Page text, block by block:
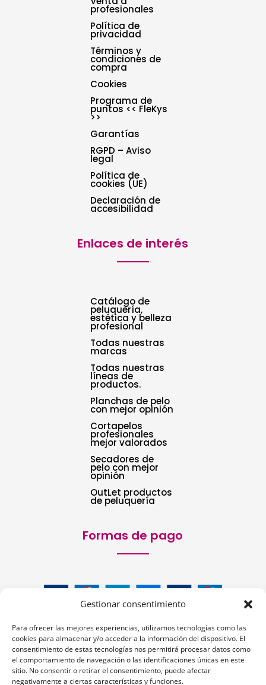
Gestionar consentimiento
Para ofrecer las mejores experiencias, utilizamos tecnologías como las
cookies para almacenar y/o acceder a la información del dispositivo. El
consentimiento de estas tecnologías nos permitirá procesar datos como
el comportamiento de navegación o las identificaciones únicas en este
sitio. No consentir o retirar el consentimiento, puede afectar
negativamente a ciertas características y funciones.
profesionales
Política de
privacidad
Términos y
condiciones de
compra
Cookies
Programa de
puntos << FleKys
>>
Garantías
RGPD – Aviso
legal
Política de
cookies (UE)
Declaración de
accesibilidad
Enlaces de interés
Catálogo de
peluquería,
estética y belleza
profesional
Todas nuestras
marcas
Todas nuestras
líneas de
productos.
Planchas de pelo
con mejor opinión
Cortapelos
profesionales
mejor valorados
Secadores de
pelo con mejor
opinión
OutLet productos
de peluquería
Formas de pago
Siguenos: